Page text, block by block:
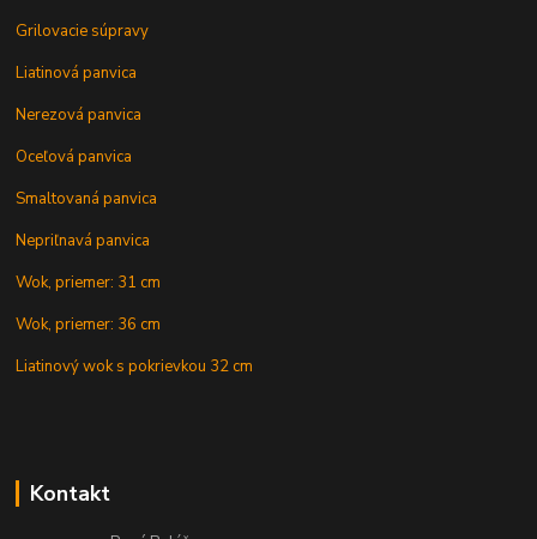
Grilovacie súpravy
Liatinová panvica
Nerezová panvica
Oceľová panvica
Smaltovaná panvica
Nepriľnavá panvica
Wok, priemer: 31 cm
Wok, priemer: 36 cm
Liatinový wok s pokrievkou 32 cm
Kontakt